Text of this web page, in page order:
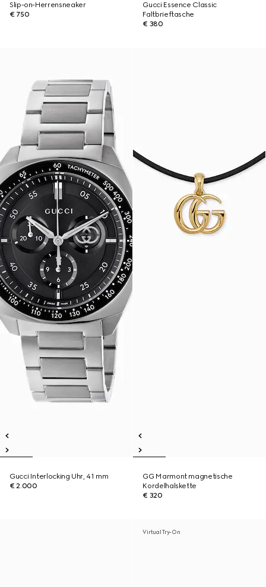
Slip-on-Herrensneaker
€ 750
Gucci Essence Classic
Faltbrieftasche
€ 380
Gucci Interlocking Uhr, 41 mm
€ 2.000
GG Marmont magnetische
Kordelhalskette
€ 320
Virtual Try-On